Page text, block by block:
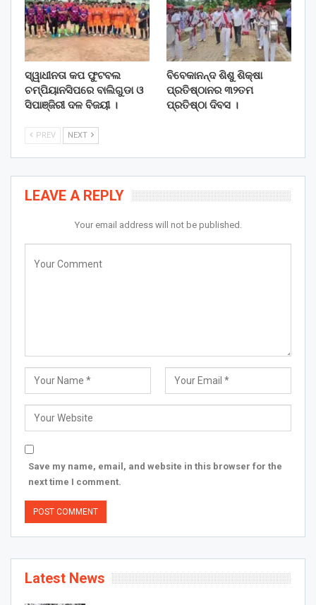
ସ୍ୱାଧୀନତା କପ ଫୁଟବଲ
ଚମ୍ପିୟାନସିପରେ ବାଲିଗୁଡା ଓ
ସିପାଞ୍ଜିରୀ ଦଳ ବିଜୟୀ ।
ବିବେକାନନ୍ଦ ଶିଶୁ ଶିକ୍ଷା
ପ୍ରତିଷ୍ଠାନର ୩୨ତମ
ପ୍ରତିଷ୍ଠା ଦିବସ ।
PREV NEXT
LEAVE A REPLY
Your email address will not be published.
Save my name, email, and website in this browser for the
next time I comment.
Latest News